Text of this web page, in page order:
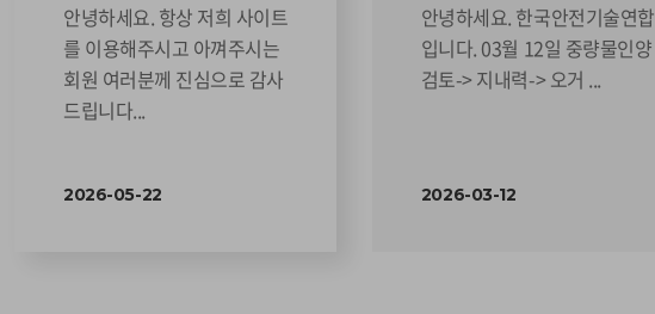
안녕하세요. 항상 저희 사이트
를 이용해주시고 아껴주시는
회원 여러분께 진심으로 감사
드립니다...
2026-05-22
안녕하세요. 한국안전기술연합
입니다. 03월 12일 중량물인양
검토-> 지내력-> 오거 ...
2026-03-12